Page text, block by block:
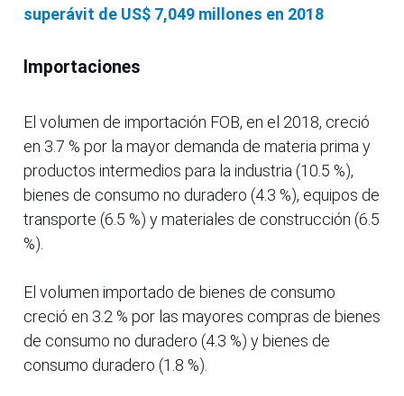
superávit de US$ 7,049 millones en 2018
Importaciones
El volumen de importación FOB, en el 2018, creció
en 3.7 % por la mayor demanda de materia prima y
productos intermedios para la industria (10.5 %),
bienes de consumo no duradero (4.3 %), equipos de
transporte (6.5 %) y materiales de construcción (6.5
%).
El volumen importado de bienes de consumo
creció en 3.2 % por las mayores compras de bienes
de consumo no duradero (4.3 %) y bienes de
consumo duradero (1.8 %).